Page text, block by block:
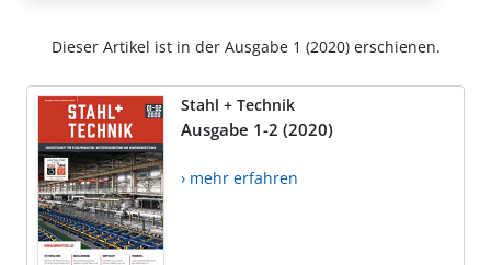
Dieser Artikel ist in der Ausgabe 1 (2020) erschienen.
Stahl + Technik
Ausgabe 1-2 (2020)
› mehr erfahren